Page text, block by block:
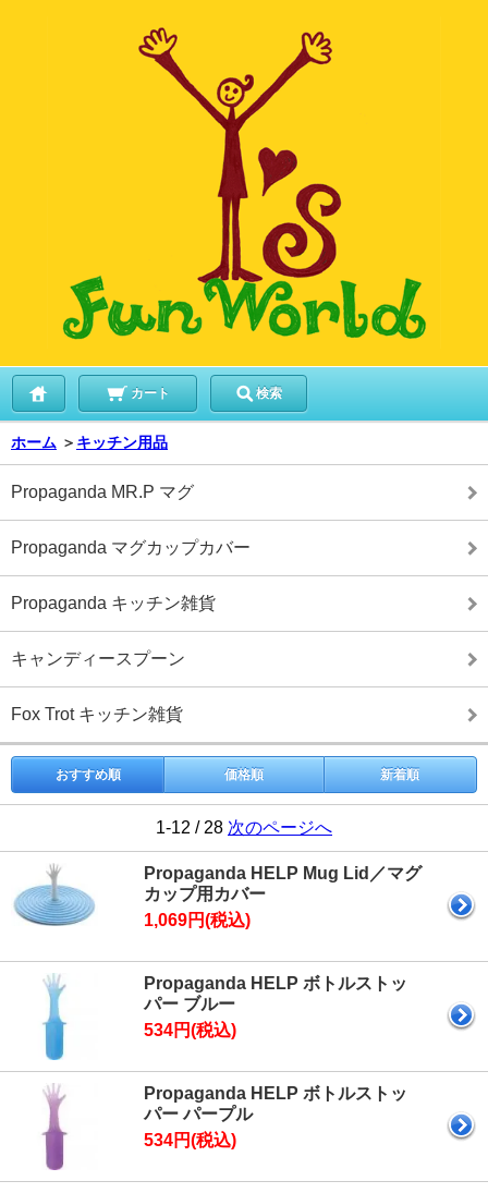
カート 検索
ホーム ＞ キッチン用品
Propaganda MR.P マグ
Propaganda マグカップカバー
Propaganda キッチン雑貨
キャンディースプーン
Fox Trot キッチン雑貨
おすすめ順 価格順 新着順
1-12 / 28 次のページへ
Propaganda HELP Mug Lid／マグ
カップ用カバー
1,069円(税込)
Propaganda HELP ボトルストッ
パー ブルー
534円(税込)
Propaganda HELP ボトルストッ
パー パープル
534円(税込)